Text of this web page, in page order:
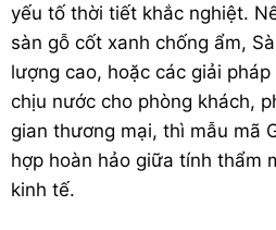
yếu tố thời tiết khắc nghiệt.
sàn gỗ cốt xanh chống ẩm,
lượng cao, hoặc các giải
chịu nước cho phòng khách,
gian thương mại, thì mẫu mã
hợp hoàn hảo giữa tính thẩm
kinh tế.